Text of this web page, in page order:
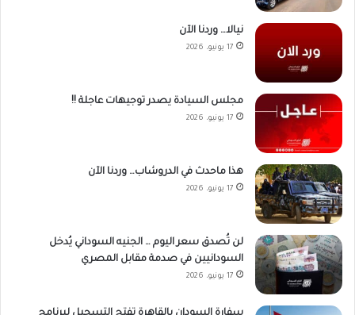
نيالا… وردنا الآن
17 يونيو، 2026
مجلس السيادة يصدر توجيهات عاجلة !!
17 يونيو، 2026
هذا ماحدث في الدروشاب… وردنا الآن
17 يونيو، 2026
لن تُصدق سعر اليوم … الجنيه السوداني يُدخل
السودانيين في صدمة مقابل المصري
17 يونيو، 2026